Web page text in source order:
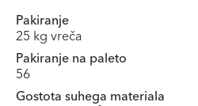
Pakiranje
25 kg vreča
Pakiranje na paleto
56
Gostota suhega materiala